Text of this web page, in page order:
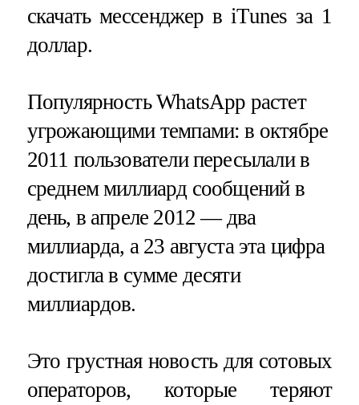
скачать мессенджер в iTunes за 1
доллар.
Популярность WhatsApp растет
угрожающими темпами: в октябре
2011 пользователи пересылали в
среднем миллиард сообщений в
день, в апреле 2012 — два
миллиарда, а 23 августа эта цифра
достигла в сумме десяти
миллиардов.
Это грустная новость для сотовых
операторов, которые теряют